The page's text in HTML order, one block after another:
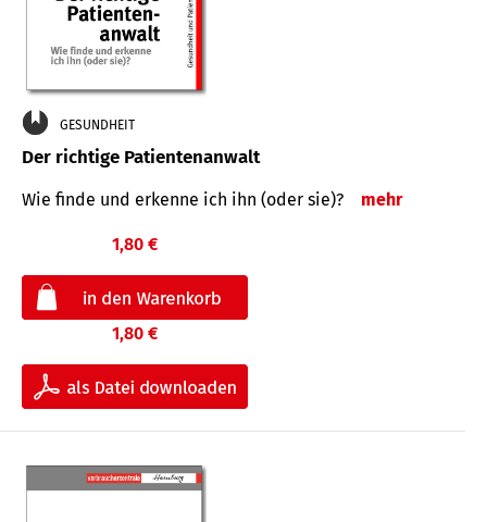
GESUNDHEIT
Der richtige Patientenanwalt
Wie finde und erkenne ich ihn (oder sie)? mehr
1,80 €
1,80 €